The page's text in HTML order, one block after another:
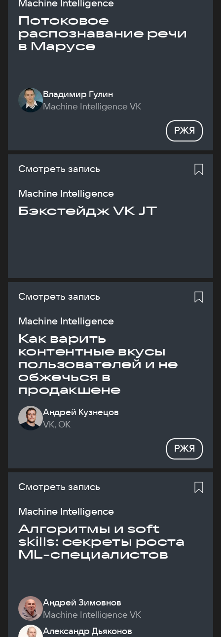
Machine Intelligence
Потоковое
распознавание речи
в Марусе
Владимир Гулин
Machine Intelligence VK
РЖЯ
Смотреть запись
Machine Intelligence
Бэкстейдж VK JT
Смотреть запись
Machine Intelligence
Как варить
контентные вкусы
пользователей и не
обжечься в
продакшене
Андрей Кузнецов
VK, ОК
РЖЯ
Смотреть запись
Machine Intelligence
Алгоритмы и soft
skills: секреты роста
ML-специалистов
Андрей Зимовнов
Machine Intelligence VK
Александр Дьяконов